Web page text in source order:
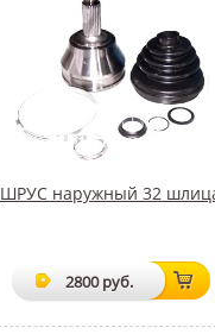
ШРУС наружный 32
2800 руб.